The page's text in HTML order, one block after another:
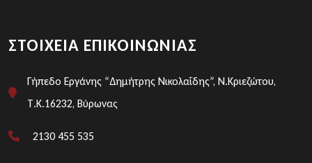
ΣΤΟΙΧΕΊΑ ΕΠΙΚΟΙΝΩΝΊΑΣ
Γήπεδο Εργάνης “Δημήτρης Νικολαΐδης”, Ν.Κριεζώτου,
Τ.Κ.16232, Βύρωνας
2130 455 535